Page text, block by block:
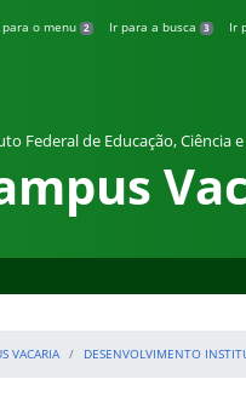
para o menu 2 Ir para a busca 3 Ir
Federal de Educação, Ciência
VACARIA DESENVOLVIMENTO